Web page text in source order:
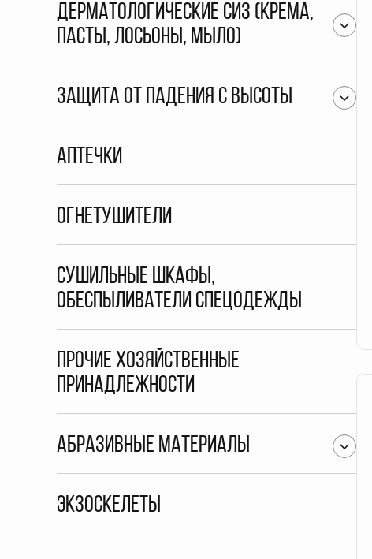
Дерматологические СИЗ (крема,
пасты, лосьоны, мыло)
Защита от падения с высоты
Аптечки
Огнетушители
Сушильные шкафы,
обеспыливатели спецодежды
Прочие хозяйственные
принадлежности
Абразивные материалы
Экзоскелеты